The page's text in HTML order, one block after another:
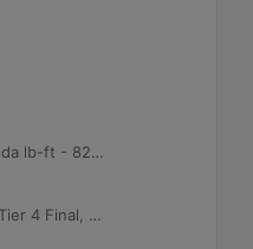
609 1.400 dev/dk.da lb-ft - 825 1.400 dev/dk.da Nm
U.S. EPA & CARB Tier 4 Final, EU Stage V